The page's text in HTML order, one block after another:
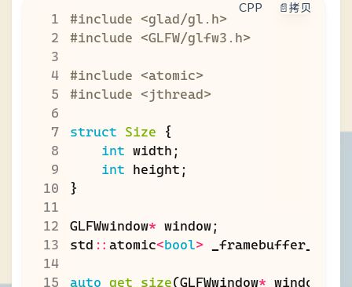
4
7
14
#include <glad/gl.h>
#include <GLFW/glfw3.h>
#include <atomic>
#include <jthread>
struct Size
{
int width ;
int height ;
}
GLFWwindow* window;
std :: atomic<bool>
auto get_size(GLFWwindow* window
📄拷贝
CPP